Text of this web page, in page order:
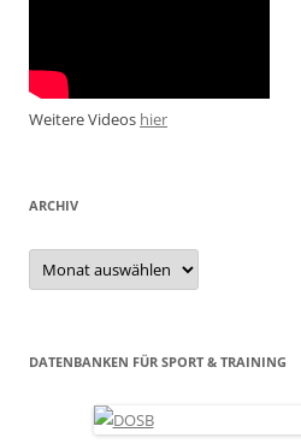
Weitere Videos hier
ARCHIV
Archiv
DATENBANKEN FÜR SPORT & TRAINING